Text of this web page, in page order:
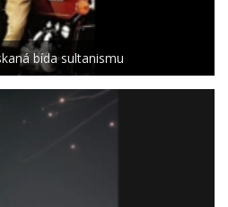
bída sultanismu